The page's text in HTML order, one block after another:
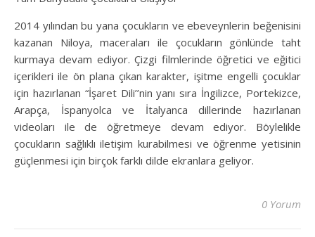
2014 yılından bu yana çocukların ve ebeveynlerin beğenisini
kazanan Niloya, maceraları ile çocukların gönlünde taht
kurmaya devam ediyor. Çizgi filmlerinde öğretici ve eğitici
içerikleri ile ön plana çıkan karakter, işitme engelli çocuklar
için hazırlanan “İşaret Dili’’nin yanı sıra İngilizce, Portekizce,
Arapça, İspanyolca ve İtalyanca dillerinde hazırlanan
videoları ile de öğretmeye devam ediyor. Böylelikle
çocukların sağlıklı iletişim kurabilmesi ve öğrenme yetisinin
güçlenmesi için birçok farklı dilde ekranlara geliyor.
0 Yorum